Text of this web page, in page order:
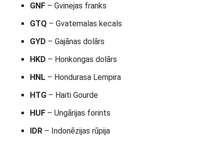
GNF – Gvinejas franks
GTQ – Gvatemalas kecals
GYD – Gajānas dolārs
HKD – Honkongas dolārs
HNL – Hondurasa Lempira
HTG – Haiti Gourde
HUF – Ungārijas forints
IDR – Indonēzijas rūpija